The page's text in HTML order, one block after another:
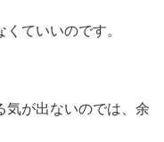
ていいのです。
気が出ないのでは、余